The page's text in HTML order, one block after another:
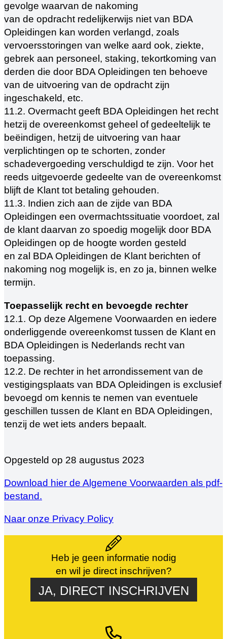
gevolge waarvan de nakoming
van de opdracht redelijkerwijs niet van BDA
Opleidingen kan worden verlangd, zoals
vervoersstoringen van welke aard ook, ziekte,
gebrek aan personeel, staking, tekortkoming van
derden die door BDA Opleidingen ten behoeve
van de uitvoering van de opdracht zijn
ingeschakeld, etc.
11.2. Overmacht geeft BDA Opleidingen het recht
hetzij de overeenkomst geheel of gedeeltelijk te
beëindigen, hetzij de uitvoering van haar
verplichtingen op te schorten, zonder
schadevergoeding verschuldigd te zijn. Voor het
reeds uitgevoerde gedeelte van de overeenkomst
blijft de Klant tot betaling gehouden.
11.3. Indien zich aan de zijde van BDA
Opleidingen een overmachtssituatie voordoet, zal
de klant daarvan zo spoedig mogelijk door BDA
Opleidingen op de hoogte worden gesteld
en zal BDA Opleidingen de Klant berichten of
nakoming nog mogelijk is, en zo ja, binnen welke
termijn.
Toepasselijk recht en bevoegde rechter
12.1. Op deze Algemene Voorwaarden en iedere
onderliggende overeenkomst tussen de Klant en
BDA Opleidingen is Nederlands recht van
toepassing.
12.2. De rechter in het arrondissement van de
vestigingsplaats van BDA Opleidingen is exclusief
bevoegd om kennis te nemen van eventuele
geschillen tussen de Klant en BDA Opleidingen,
tenzij de wet iets anders bepaalt.
Opgesteld op 28 augustus 2023
Download hier de Algemene Voorwaarden als pdf-
bestand.
Naar onze Privacy Policy
Heb je geen informatie nodig
en wil je direct inschrijven?
JA, DIRECT INSCHRIJVEN